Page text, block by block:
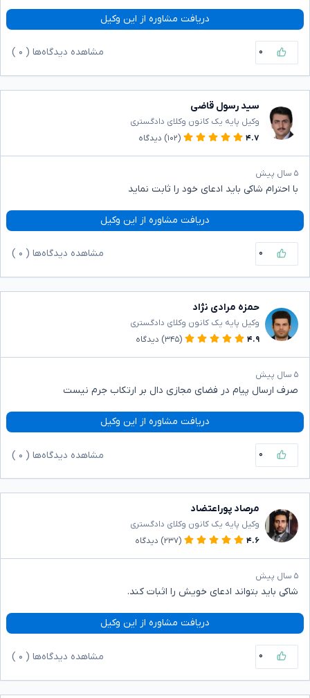
دریافت مشاوره از این وکیل
۰ مشاهده دیدگاه‌ها ( ۰
سید رسول قاضی
وکیل پایه یک کانون وکلای دادگستری
۴.۷
(۱۰۲) دیدگاه
۵ سال پیش
با احترام شاکی باید ادعای خود را ثابت نماید
دریافت مشاوره از این وکیل
۰ مشاهده دیدگاه‌ها ( ۰
حمزه مرادی نژاد
وکیل پایه یک کانون وکلای دادگستری
۴.۹
(۳۴۵) دیدگاه
۵ سال پیش
صرف ارسال پیام در فضای مجازی دال بر ارتکاب جرم نیست
دریافت مشاوره از این وکیل
۰ مشاهده دیدگاه‌ها ( ۰
مرصاد پوراعتضاد
وکیل پایه یک کانون وکلای دادگستری
۴.۶
(۲۳۷) دیدگاه
۵ سال پیش
شاکی باید بتواند ادعای خویش را اثبات کند.
دریافت مشاوره از این وکیل
۰ مشاهده دیدگاه‌ها ( ۰